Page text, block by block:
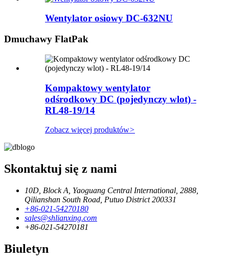
Wentylator osiowy DC-632NU
Dmuchawy FlatPak
Kompaktowy wentylator
odśrodkowy DC (pojedynczy wlot) -
RL48-19/14
Zobacz więcej produktów>
Skontaktuj się z nami
10D, Block A, Yaoguang Central International, 2888,
Qilianshan South Road, Putuo District 200331
+86-021-54270180
sales@shlianxing.com
+86-021-54270181
Biuletyn